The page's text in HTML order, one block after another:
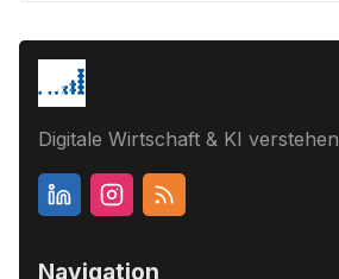
Digitale Wirtschaft & KI verstehen
Navigation